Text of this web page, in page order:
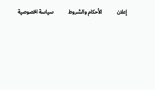
إعلان الأحكام والشروط سياسة الخصوصية